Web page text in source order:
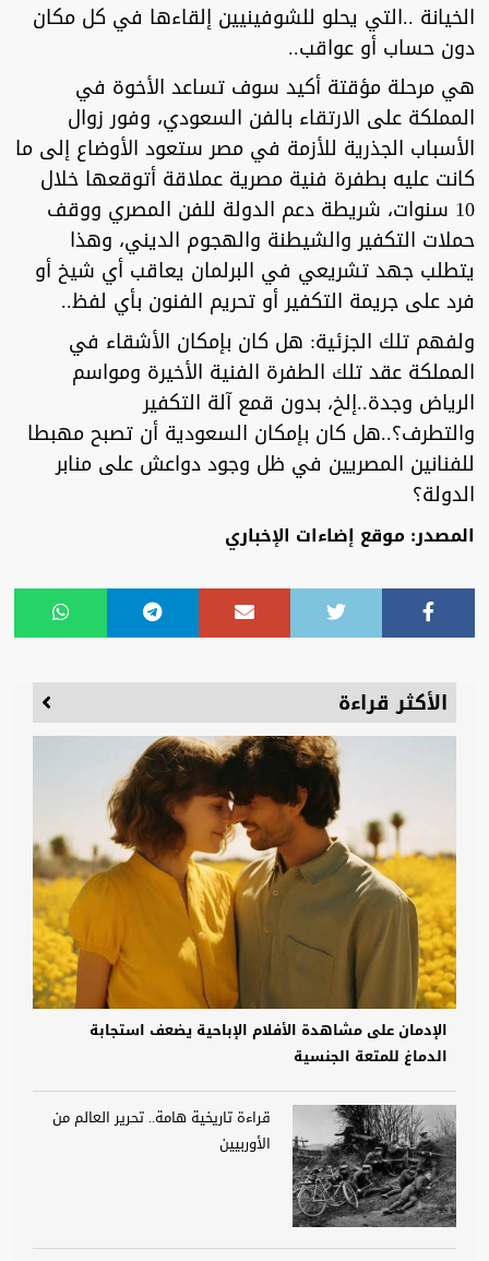
الخيانة ..التي يحلو للشوفينيين إلقاءها في كل مكان
دون حساب أو عواقب..
هي مرحلة مؤقتة أكيد سوف تساعد الأخوة في
المملكة على الارتقاء بالفن السعودي، وفور زوال
الأسباب الجذرية للأزمة في مصر ستعود الأوضاع إلى ما
كانت عليه بطفرة فنية مصرية عملاقة أتوقعها خلال
10 سنوات، شريطة دعم الدولة للفن المصري ووقف
حملات التكفير والشيطنة والهجوم الديني، وهذا
يتطلب جهد تشريعي في البرلمان يعاقب أي شيخ أو
فرد على جريمة التكفير أو تحريم الفنون بأي لفظ..
ولفهم تلك الجزئية: هل كان بإمكان الأشقاء في
المملكة عقد تلك الطفرة الفنية الأخيرة ومواسم
الرياض وجدة..إلخ، بدون قمع آلة التكفير
والتطرف؟..هل كان بإمكان السعودية أن تصبح مهبطا
للفنانين المصريين في ظل وجود دواعش على منابر
الدولة؟
المصدر: موقع إضاءات الإخباري
الأكثر قراءة
الإدمان على مشاهدة الأفلام الإباحية يضعف استجابة
الدماغ للمتعة الجنسية
قراءة تاريخية هامة.. تحرير العالم من
الأوربيين